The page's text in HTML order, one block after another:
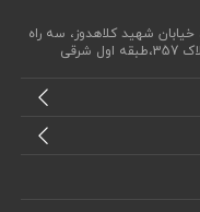
خیابان شهید کلاهدوز، سه راه